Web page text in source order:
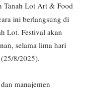
Tanah Lot Art & Food
ini berlangsung di
Lot. Festival akan
selama lima hari
8/2025).
manajemen